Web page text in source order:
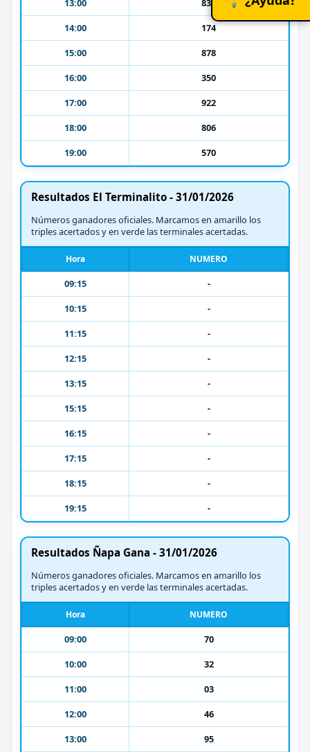
13:00
832
14:00
174
15:00
878
16:00
350
17:00
922
18:00
806
19:00
570
Resultados El Terminalito - 31/01/2026
Números ganadores oficiales. Marcamos en amarillo los
triples acertados y en verde las terminales acertadas.
Hora NUMERO
09:15
-
10:15
-
11:15
-
12:15
-
13:15
-
15:15
-
16:15
-
17:15
-
18:15
-
19:15
-
Resultados Ñapa Gana - 31/01/2026
Números ganadores oficiales. Marcamos en amarillo los
triples acertados y en verde las terminales acertadas.
Hora NUMERO
09:00
70
10:00
32
11:00
03
12:00
46
13:00
95